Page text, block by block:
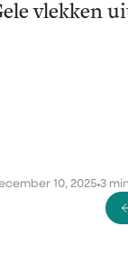
vlekken
10, 2025 3